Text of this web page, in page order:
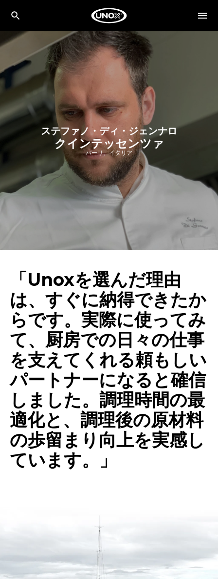
ステファノ・ディ・ジェンナロ
クインテッセンツァ
バーリ、イタリア
「Unoxを選んだ理由
は、すぐに納得できたか
らです。実際に使ってみ
て、厨房での日々の仕事
を支えてくれる頼もしい
パートナーになると確信
しました。調理時間の最
適化と、調理後の原材料
の歩留まり向上を実感し
ています。」